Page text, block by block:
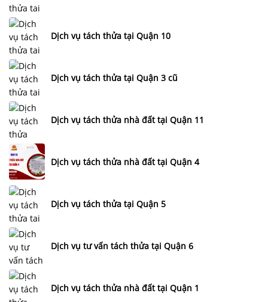
Dịch vụ tách thửa tại Quận 10
Dịch vụ tách thửa tại Quận 3 cũ
Dịch vụ tách thửa nhà đất tại Quận 11
Dịch vụ tách thửa nhà đất tại Quận 4
Dịch vụ tách thửa tại Quận 5
Dịch vụ tư vấn tách thửa tại Quận 6
Dịch vụ tách thửa nhà đất tại Quận 1